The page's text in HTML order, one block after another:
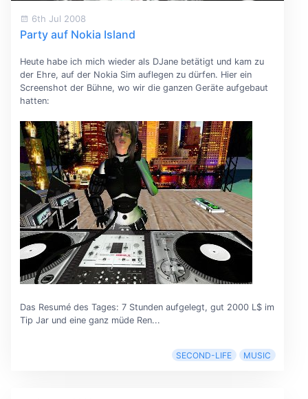
6th Jul 2008
Party auf Nokia Island
Heute habe ich mich wieder als DJane betätigt und kam zu
der Ehre, auf der Nokia Sim auflegen zu dürfen. Hier ein
Screenshot der Bühne, wo wir die ganzen Geräte aufgebaut
hatten:
Das Resumé des Tages: 7 Stunden aufgelegt, gut 2000 L$ im
Tip Jar und eine ganz müde Ren...
SECOND-LIFE MUSIC